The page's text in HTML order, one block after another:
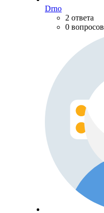
Drno
2 ответа
0 вопросов